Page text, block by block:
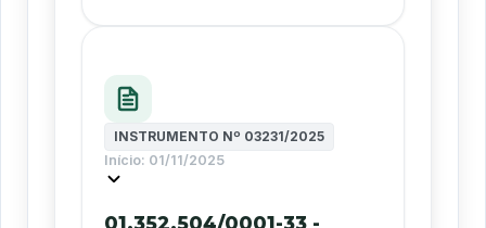
INSTRUMENTO Nº 03231/2025
Início: 01/11/2025
01.352.504/0001-33 -